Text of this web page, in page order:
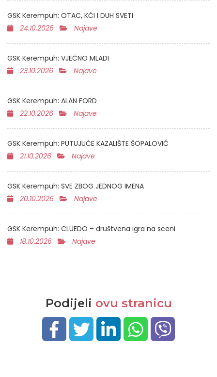
GSK Kerempuh: OTAC, KĆI I DUH SVETI
24.10.2026
Najave
GSK Kerempuh: VJEČNO MLADI
23.10.2026
Najave
GSK Kerempuh: ALAN FORD
22.10.2026
Najave
GSK Kerempuh: PUTUJUĆE KAZALIŠTE ŠOPALOVIĆ
21.10.2026
Najave
GSK Kerempuh: SVE ZBOG JEDNOG IMENA
20.10.2026
Najave
GSK Kerempuh: CLUEDO – društvena igra na sceni
18.10.2026
Najave
Podijeli ovu stranicu